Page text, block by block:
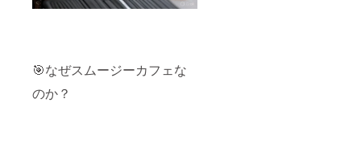
🎯なぜスムージーカフェな
のか？